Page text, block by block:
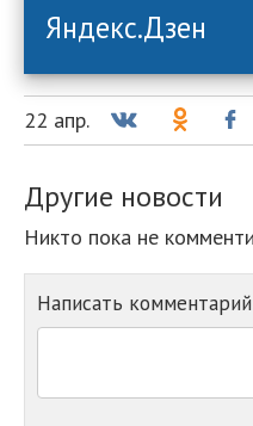
Яндекс.Дзен
22 апр.
Другие новости
Никто пока не
Написать